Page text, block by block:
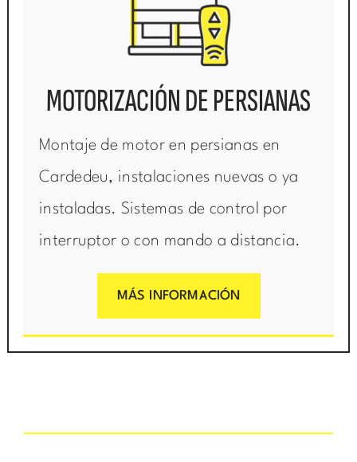
MOTORIZACIÓN DE PERSIANAS
Montaje de motor en persianas en
Cardedeu, instalaciones nuevas o ya
instaladas. Sistemas de control por
interruptor o con mando a distancia.
MÁS INFORMACIÓN